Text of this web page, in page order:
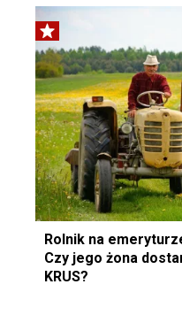
Rolnik na
Czy jego żona
KRUS?